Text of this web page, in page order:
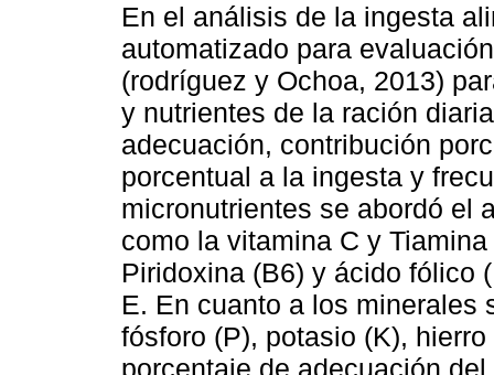
En el análisis de la ingesta
automatizado para
(rodríguez y Ochoa, 2013)
y nutrientes de la ración
adecuación, contribución
porcentual a la ingesta y
micronutrientes se abordó el
como la vitamina C y
Piridoxina (B6) y ácido fólico
E. En cuanto a los minerales
fósforo (P), potasio (K),
porcentaje de adecuación